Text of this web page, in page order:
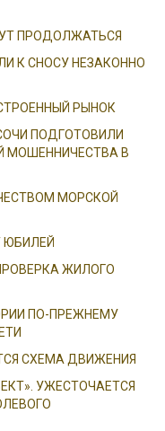
ПРОДОЛЖАТЬСЯ
К СНОСУ НЕЗАКОННО
РЫНОК
ПОДГОТОВИЛИ
МОШЕННИЧЕСТВА В
МОРСКОЙ
ЮБИЛЕЙ
ЖИЛОГО
ПО-ПРЕЖНЕМУ
СХЕМА ДВИЖЕНИЯ
УЖЕСТОЧАЕТСЯ